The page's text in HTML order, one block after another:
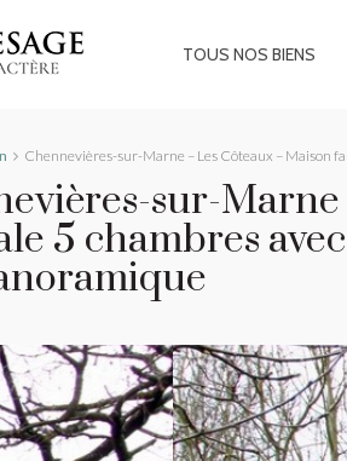
TOUS NOS BIENS
Chennevières-sur-Marne – Les Côteaux – Maison
sur-
5 chambres